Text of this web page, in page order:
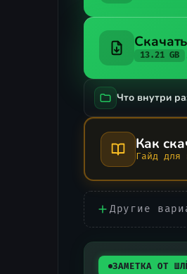
13.21 GB
Что внутри
Как
Гайд для
Другие
ЗАМЕТКА ОТ